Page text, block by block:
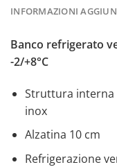
INFORMAZIONI
Banco refrigerato
-2/+8°C
Struttura interna
inox
Alzatina 10 cm
Refrigerazione